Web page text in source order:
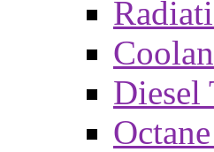
Diesel